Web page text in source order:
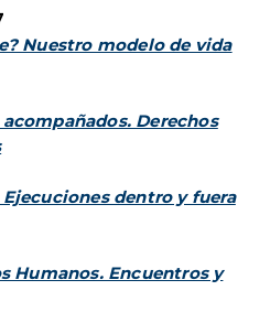
Nuestro modelo de vida
Derechos
dentro y fuera
Humanos. Encuentros y